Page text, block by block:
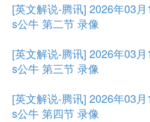
[英文解说-腾讯] 2026年03
s公牛 第二节 录像
[英文解说-腾讯] 2026年03
s公牛 第三节 录像
[英文解说-腾讯] 2026年03
s公牛 第四节 录像